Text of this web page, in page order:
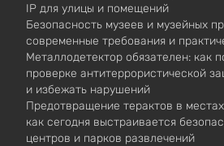
IP для улицы и помещений
Безопасность музеев и музейных
современные требования и
Металлодетектор обязателен: как
проверке антитеррористической
и избежать нарушений
Предотвращение терактов в
как сегодня выстраивается
центров и парков развлечений